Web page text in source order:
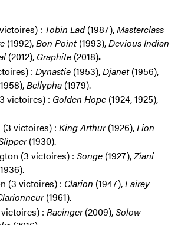
: Tobin Lad(1987),Masterclass
(1992),Bon Point(1993),Devious Indian
(2012), Graphite (2018).
: Dynastie(1953),Djanet(1956),
Bellypha(1979).
victoires) : Golden Hope(1924, 1925),
victoires) : King Arthur(1926),Lion
(1930).
(3 victoires) : Songe(1927),Ziani
(3 victoires) : Clarion (1947),Fairey
(1961).
: Racinger(2009),Solow